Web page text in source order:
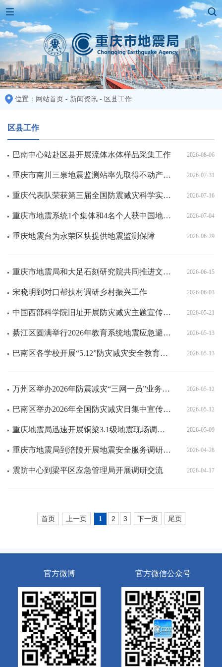
位置： 网站首页 - 新闻资讯 - 区县工作
区县工作
巴南中心站赴区县开展流体水体样品采集工作 2026-08-06
重庆市南川三泉地震监测站率先取得不动产权证书 2026-07-31
重庆代表队荣获第三届全国防震减灾科学实验展演汇演三等奖 2026-07-16
重庆市地震系统1个集体和4名个人获中国地震局表彰 2026-07-04
重庆地震台为永荣区块提供地震监测保障 2026-06-29
重庆市地震局和大足石刻研究院共同推进文物地震安全保护 2026-06-15
宋晓明到对口帮扶村调研乡村振兴工作 2026-06-03
中国西部科学院旧址开展防灾减灾主题宣传教育活动 2026-05-21
綦江区圆满举行2026年教育系统地震应急避险疏散演练 2026-05-13
巴南区各学校开展“5.12”防灾减灾安全教育活动 2026-05-13
万州区举办2026年防震减灾“三网一员”业务培训 2026-05-12
巴南区举办2026年全国防灾减灾日集中宣传活动 2026-05-12
重庆地震局迅速开展铜梁3.1级地震现场调查工作 2026-05-09
重庆市地震局到涪陵开展地震安全服务调研工作 2026-04-28
震防中心到梁平区应急管理局开展调研交流 2026-04-17
首页 上一页 1 2 3 下一页 尾页
官方微博 官方微信公众号